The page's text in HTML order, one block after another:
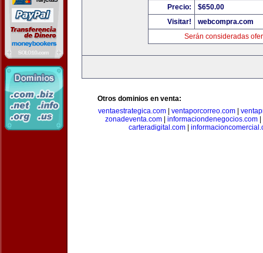
Precio:
$650.00
Visitar!
webcompra.com
Serán consideradas
Otros dominios en venta:
ventaestrategica.com| ventaporcorreo.com|
zonadeventa.com| informaciondenegocios.com|
carteradigital.com